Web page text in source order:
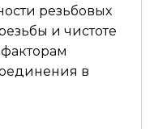
резьбовых
и чистоте
в